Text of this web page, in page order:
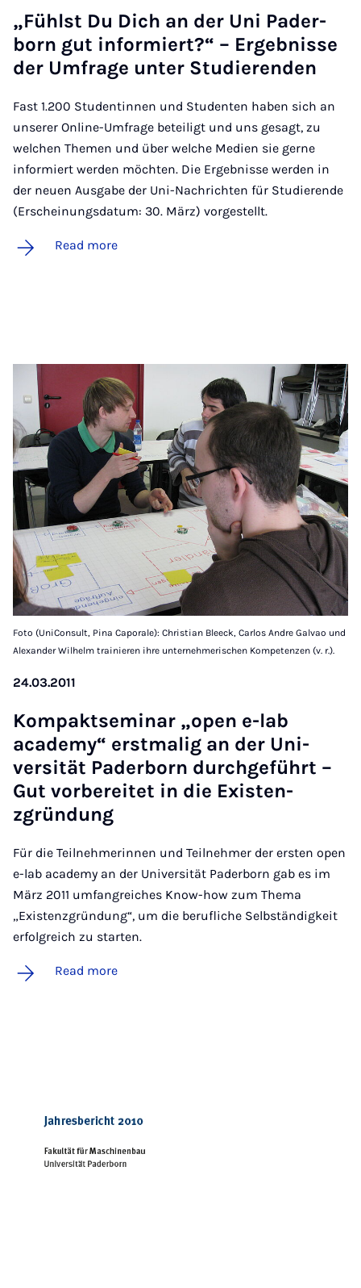
„Fühlst Du Dich an der Uni Pader­
born gut in­formiert?“ – Ergeb­n­isse
der Um­frage unter Stud­i­er­enden
Fast 1.200 Studentinnen und Studenten haben sich an
unserer Online-Umfrage beteiligt und uns gesagt, zu
welchen Themen und über welche Medien sie gerne
informiert werden möchten. Die Ergebnisse werden in
der neuen Ausgabe der Uni-Nachrichten für Studierende
(Erscheinungsdatum: 30. März) vorgestellt.
Read more
Foto (UniConsult, Pina Caporale): Christian Bleeck, Carlos Andre Galvao und
Alexander Wilhelm trainieren ihre unternehmerischen Kompetenzen (v. r.).
24.03.2011
Kom­pakt­sem­in­ar „open e-lab
academy“ er­st­m­a­lig an der Uni­
versität Pader­born durchge­führt –
Gut vorbereit­et in die Ex­isten­
zgründung
Für die Teilnehmerinnen und Teilnehmer der ersten open
e-lab academy an der Universität Paderborn gab es im
März 2011 umfangreiches Know-how zum Thema
„Existenzgründung“, um die berufliche Selbständigkeit
erfolgreich zu starten.
Read more